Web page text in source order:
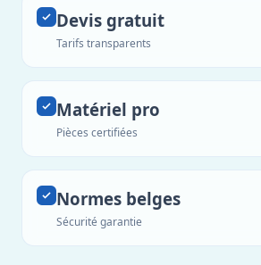
Devis gratuit
Tarifs transparents
Matériel pro
Pièces certifiées
Normes belges
Sécurité garantie